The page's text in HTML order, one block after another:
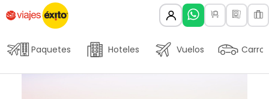
Paquetes Hoteles Vuelos Carros